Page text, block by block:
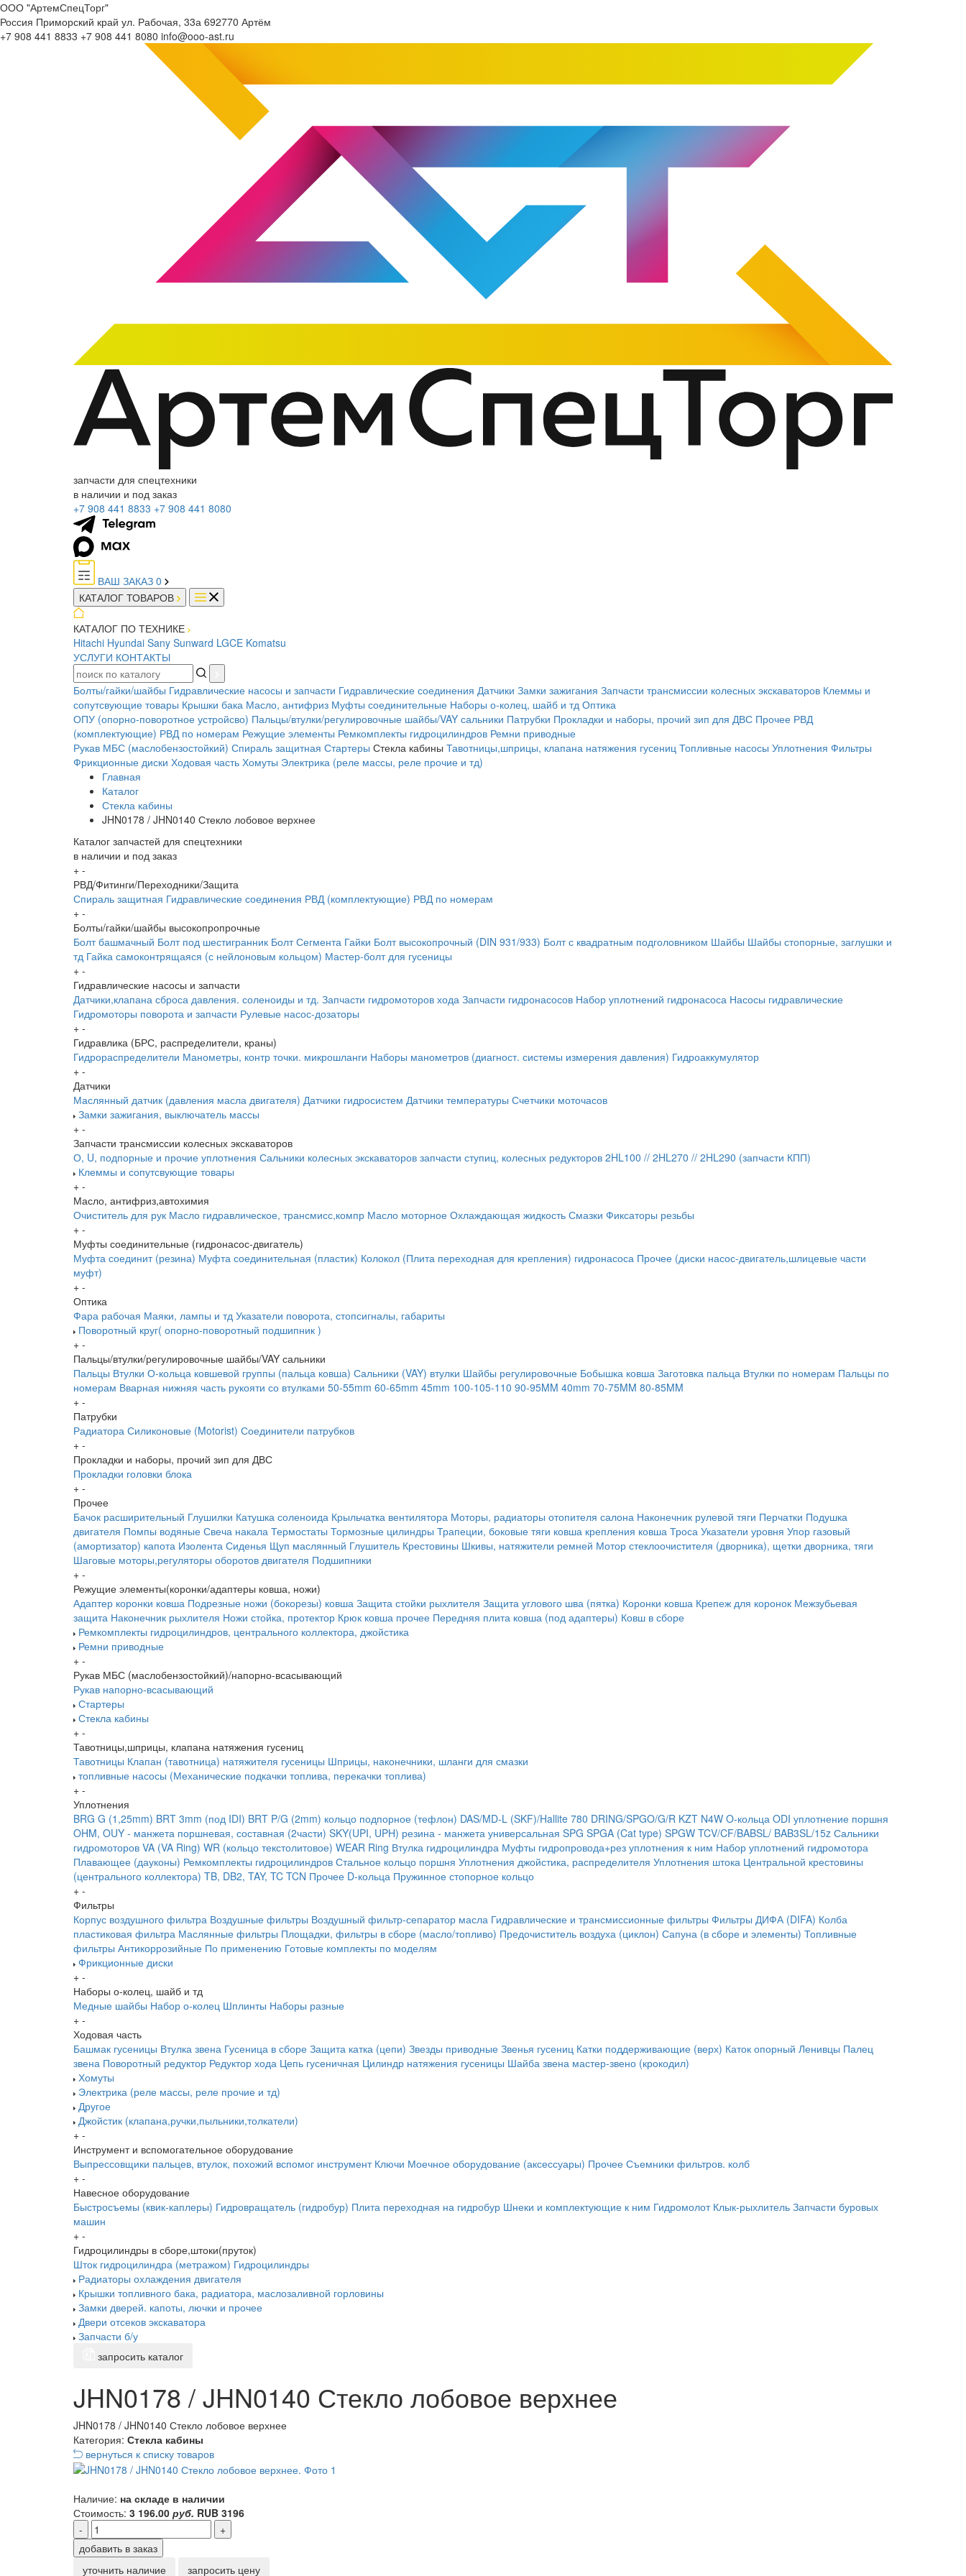
ООО "АртемСпецТорг"
Россия Приморский край ул. Рабочая, 33а 692770 Артём
+7 908 441 8833 +7 908 441 8080 info@ooo-ast.ru
запчасти для спецтехники
в наличии и под заказ
+7 908 441 8833 +7 908 441 8080
ВАШ ЗАКАЗ 0
КАТАЛОГ ТОВАРОВ
КАТАЛОГ ПО ТЕХНИКЕ
Hitachi Hyundai Sany Sunward LGCE Komatsu
УСЛУГИ КОНТАКТЫ
Болты/гайки/шайбы Гидравлические насосы и запчасти Гидравлические соединения Датчики Замки зажигания Запчасти трансмиссии колесных экскаваторов Клеммы и
сопутсвующие товары Крышки бака Масло, антифриз Муфты соединительные Наборы о-колец, шайб и тд Оптика
ОПУ (опорно-поворотное устройсво) Пальцы/втулки/регулировочные шайбы/VAY сальники Патрубки Прокладки и наборы, прочий зип для ДВС Прочее РВД
(комплектующие) РВД по номерам Режущие элементы Ремкомплекты гидроцилиндров Ремни приводные
Рукав МБС (маслобензостойкий) Спираль защитная Стартеры Стекла кабины Тавотницы,шприцы, клапана натяжения гусениц Топливные насосы Уплотнения Фильтры
Фрикционные диски Ходовая часть Хомуты Электрика (реле массы, реле прочие и тд)
Главная
Каталог
Стекла кабины
JHN0178 / JHN0140 Стекло лобовое верхнее
Каталог запчастей для спецтехники
в наличии и под заказ
+ -
РВД/Фитинги/Переходники/Защита
Спираль защитная Гидравлические соединения РВД (комплектующие) РВД по номерам
+ -
Болты/гайки/шайбы высокопропрочные
Болт башмачный Болт под шестигранник Болт Сегмента Гайки Болт высокопрочный (DIN 931/933) Болт с квадратным подголовником Шайбы Шайбы стопорные, заглушки и
тд Гайка самоконтрящаяся (с нейлоновым кольцом) Мастер-болт для гусеницы
+ -
Гидравлические насосы и запчасти
Датчики,клапана сброса давления. соленоиды и тд. Запчасти гидромоторов хода Запчасти гидронасосов Набор уплотнений гидронасоса Насосы гидравлические
Гидромоторы поворота и запчасти Рулевые насос-дозаторы
+ -
Гидравлика (БРС, распределители, краны)
Гидрораспределители Манометры, контр точки. микрошланги Наборы манометров (диагност. системы измерения давления) Гидроаккумулятор
+ -
Датчики
Маслянный датчик (давления масла двигателя) Датчики гидросистем Датчики температуры Счетчики моточасов
Замки зажигания, выключатель массы
+ -
Запчасти трансмиссии колесных экскаваторов
О, U, подпорные и прочие уплотнения Сальники колесных экскаваторов запчасти ступиц, колесных редукторов 2HL100 // 2HL270 // 2HL290 (запчасти КПП)
Клеммы и сопутсвующие товары
+ -
Масло, антифриз,автохимия
Очиститель для рук Масло гидравлическое, трансмисс,компр Масло моторное Охлаждающая жидкость Смазки Фиксаторы резьбы
+ -
Муфты соединительные (гидронасос-двигатель)
Муфта соединит (резина) Муфта соединительная (пластик) Колокол (Плита переходная для крепления) гидронасоса Прочее (диски насос-двигатель,шлицевые части
муфт)
+ -
Оптика
Фара рабочая Маяки, лампы и тд Указатели поворота, стопсигналы, габариты
Поворотный круг( опорно-поворотный подшипник )
+ -
Пальцы/втулки/регулировочные шайбы/VAY сальники
Пальцы Втулки О-кольца ковшевой группы (пальца ковша) Сальники (VAY) втулки Шайбы регулировочные Бобышка ковша Заготовка пальца Втулки по номерам Пальцы по
номерам Вварная нижняя часть рукояти со втулками 50-55mm 60-65mm 45mm 100-105-110 90-95MM 40mm 70-75MM 80-85MM
+ -
Патрубки
Радиатора Силиконовые (Motorist) Соединители патрубков
+ -
Прокладки и наборы, прочий зип для ДВС
Прокладки головки блока
+ -
Прочее
Бачок расширительный Глушилки Катушка соленоида Крыльчатка вентилятора Моторы, радиаторы отопителя салона Наконечник рулевой тяги Перчатки Подушка
двигателя Помпы водяные Свеча накала Термостаты Тормозные цилиндры Трапеции, боковые тяги ковша крепления ковша Троса Указатели уровня Упор газовый
(амортизатор) капота Изолента Сиденья Щуп маслянный Глушитель Крестовины Шкивы, натяжители ремней Мотор стеклоочистителя (дворника), щетки дворника, тяги
Шаговые моторы,регуляторы оборотов двигателя Подшипники
+ -
Режущие элементы(коронки/адаптеры ковша, ножи)
Адаптер коронки ковша Подрезные ножи (бокорезы) ковша Защита стойки рыхлителя Защита углового шва (пятка) Коронки ковша Крепеж для коронок Межзубьевая
защита Наконечник рыхлителя Ножи стойка, протектор Крюк ковша прочее Передняя плита ковша (под адаптеры) Ковш в сборе
Ремкомплекты гидроцилиндров, центрального коллектора, джойстика
Ремни приводные
+ -
Рукав МБС (маслобензостойкий)/напорно-всасывающий
Рукав напорно-всасывающий
Стартеры
Стекла кабины
+ -
Тавотницы,шприцы, клапана натяжения гусениц
Тавотницы Клапан (тавотница) натяжителя гусеницы Шприцы, наконечники, шланги для смазки
топливные насосы (Механические подкачки топлива, перекачки топлива)
+ -
Уплотнения
BRG G (1,25mm) BRT 3mm (под IDI) BRT P/G (2mm) кольцо подпорное (тефлон) DAS/MD-L (SKF)/Hallite 780 DRING/SPGO/G/R KZT N4W O-кольца ODI уплотнение поршня
OHM, OUY - манжета поршневая, составная (2части) SKY(UPI, UPH) резина - манжета универсальная SPG SPGA (Cat type) SPGW TCV/CF/BABSL/ BAB3SL/15z Сальники
гидромоторов VA (VA Ring) WR (кольцо текстолитовое) WEAR Ring Втулка гидроцилиндра Муфты гидропровода+рез уплотнения к ним Набор уплотнений гидромотора
Плавающее (дауконы) Ремкомплекты гидроцилиндров Стальное кольцо поршня Уплотнения джойстика, распределителя Уплотнения штока Центральной крестовины
(центрального коллектора) TB, DB2, TAY, TC TCN Прочее D-кольца Пружинное стопорное кольцо
+ -
Фильтры
Корпус воздушного фильтра Воздушные фильтры Воздушный фильтр-сепаратор масла Гидравлические и трансмиссионные фильтры Фильтры ДИФА (DIFA) Колба
пластиковая фильтра Маслянные фильтры Площадки, фильтры в сборе (масло/топливо) Предочиститель воздуха (циклон) Сапуна (в сборе и элементы) Топливные
фильтры Антикоррозийные По применению Готовые комплекты по моделям
Фрикционные диски
+ -
Наборы о-колец, шайб и тд
Медные шайбы Набор о-колец Шплинты Наборы разные
+ -
Ходовая часть
Башмак гусеницы Втулка звена Гусеница в сборе Защита катка (цепи) Звезды приводные Звенья гусениц Катки поддерживающие (верх) Каток опорный Ленивцы Палец
звена Поворотный редуктор Редуктор хода Цепь гусеничная Цилиндр натяжения гусеницы Шайба звена мастер-звено (крокодил)
Хомуты
Электрика (реле массы, реле прочие и тд)
Другое
Джойстик (клапана,ручки,пыльники,толкатели)
+ -
Инструмент и вспомогательное оборудование
Выпрессовщики пальцев, втулок, похожий вспомог инструмент Ключи Моечное оборудование (аксессуары) Прочее Съемники фильтров. колб
+ -
Навесное оборудование
Быстросъемы (квик-каплеры) Гидровращатель (гидробур) Плита переходная на гидробур Шнеки и комплектующие к ним Гидромолот Клык-рыхлитель Запчасти буровых
машин
+ -
Гидроцилиндры в сборе,штоки(пруток)
Шток гидроцилиндра (метражом) Гидроцилиндры
Радиаторы охлаждения двигателя
Крышки топливного бака, радиатора, маслозаливной горловины
Замки дверей. капоты, лючки и прочее
Двери отсеков экскаватора
Запчасти б/у
запросить каталог
JHN0178 / JHN0140 Стекло лобовое верхнее
JHN0178 / JHN0140 Стекло лобовое верхнее
Категория: Стекла кабины
вернуться к списку товаров
Наличие: на складе в наличии
Стоимость: 3 196.00 руб. RUB 3196
-
+
добавить в заказ
уточнить наличие
запросить цену